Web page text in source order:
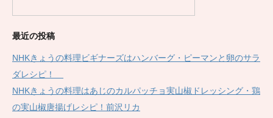
最近の投稿
NHKきょうの料理ビギナーズはハンバーグ・ピーマンと卵のサラ
ダレシピ！
NHKきょうの料理はあじのカルパッチョ実山椒ドレッシング・鶏
の実山椒唐揚げレシピ！前沢リカ